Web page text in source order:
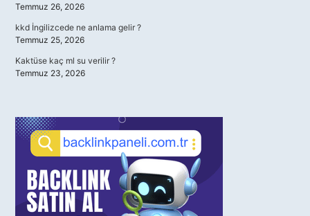
Temmuz 26, 2026
kkd İngilizcede ne anlama gelir ?
Temmuz 25, 2026
Kaktüse kaç ml su verilir ?
Temmuz 23, 2026